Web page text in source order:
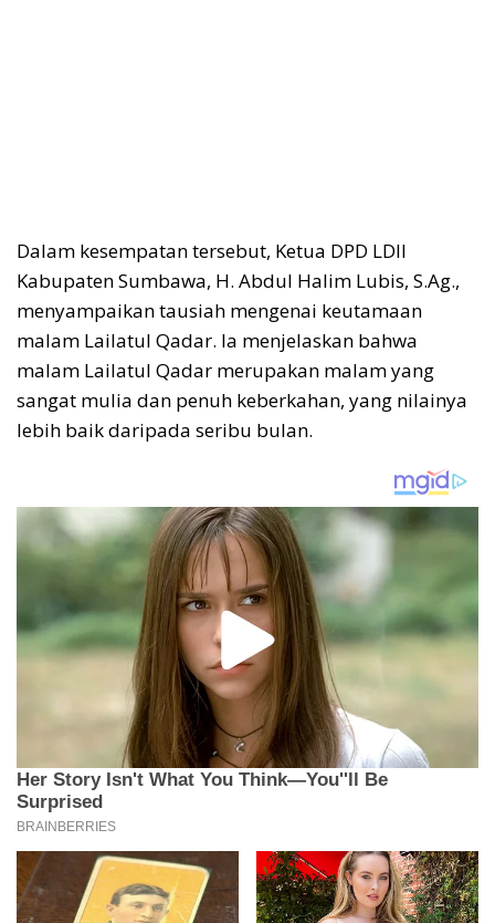
Dalam kesempatan tersebut, Ketua DPD LDII
Kabupaten Sumbawa, H. Abdul Halim Lubis, S.Ag.,
menyampaikan tausiah mengenai keutamaan
malam Lailatul Qadar. Ia menjelaskan bahwa
malam Lailatul Qadar merupakan malam yang
sangat mulia dan penuh keberkahan, yang nilainya
lebih baik daripada seribu bulan.